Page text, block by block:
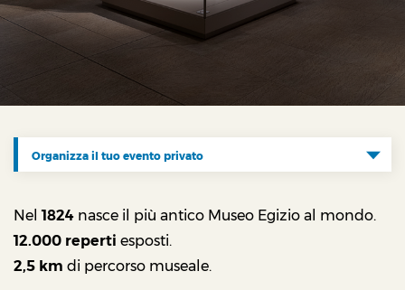
Organizza il tuo evento privato
Nel1824 nasce il più antico Museo Egizio al mondo.
12.000 reperti esposti.
2,5 km di percorso museale.